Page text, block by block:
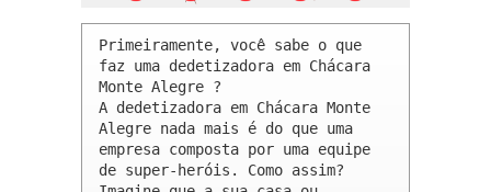
Primeiramente, você sabe o que
faz uma dedetizadora em Chácara
Monte Alegre ?
A dedetizadora em Chácara Monte
Alegre nada mais é do que uma
empresa composta por uma equipe
de super-heróis. Como assim?